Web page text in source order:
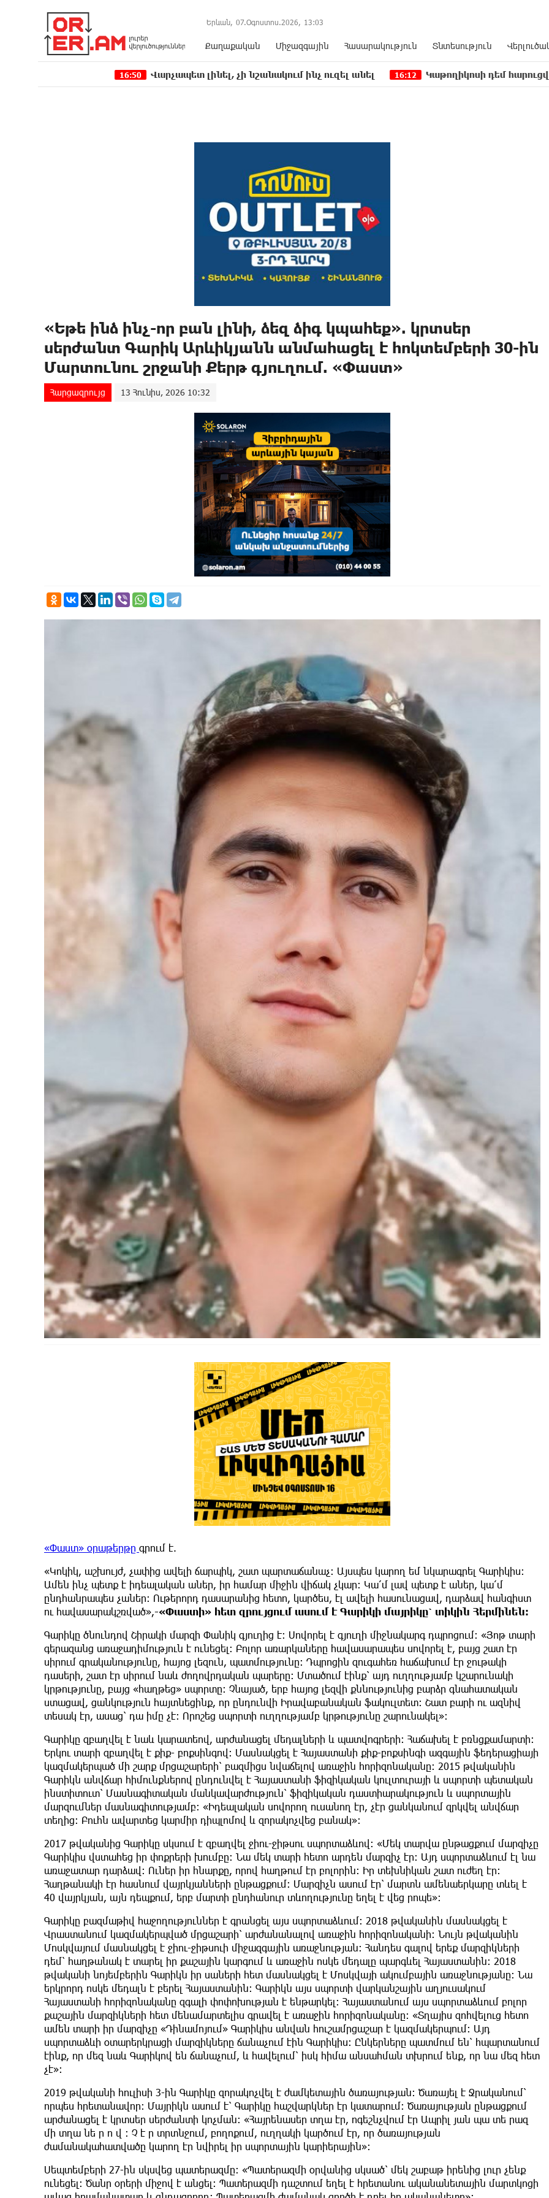
Երևան, 07.Օգոստոս.2026, 13:03
Քաղաքական Միջազգային Հասարակություն Տնտեսություն
Վարչապետ լինել, չի նշանակում ինչ ուզել անել 16:12 Կաթողիկոսի դեմ հարուցվել է
«Եթե ինձ ինչ-որ բան լինի, ձեզ ձիգ կպահեք». կրտսեր
սերժանտ Գարիկ Արևիկյանն անմահացել է հոկտեմբերի 30-ին
Մարտունու շրջանի Քերթ գյուղում. «Փաստ»
Հարցազրույց 13 Հունիս, 2026 10:32
«Փաստ» օրաթերթը գրում է.
«Կոկիկ, աշխույժ, չափից ավելի ճարպիկ, շատ պարտաճանաչ։ Այսպես կարող եմ նկարագրել Գարիկիս։
Ամեն ինչ պետք է իդեալական աներ, իր համար միջին վիճակ չկար։ Կա՛մ լավ պետք է աներ, կա՛մ
ընդհանրապես չաներ։ Ութերորդ դասարանից հետո, կարծես, էլ ավելի հասունացավ, դարձավ հանգիստ
ու հավասարակշռված»,-«Փաստի» հետ զրույցում ասում է Գարիկի մայրիկը՝ տիկին Հերմինեն։
Գարիկը ծնունդով Շիրակի մարզի Փանիկ գյուղից է։ Սովորել է գյուղի միջնակարգ դպրոցում։ «Յոթ տարի
գերազանց առաջադիմություն է ունեցել։ Բոլոր առարկաները հավասարապես սովորել է, բայց շատ էր
սիրում գրականությունը, հայոց լեզուն, պատմությունը։ Դպրոցին զուգահեռ հաճախում էր ջութակի
դասերի, շատ էր սիրում նաև ժողովրդական պարերը։ Մտածում էինք՝ այդ ուղղությամբ կշարունակի
կրթությունը, բայց «հաղթեց» սպորտը։ Չնայած, երբ հայոց լեզվի քննությունից բարձր գնահատական
ստացավ, ցանկություն հայտնեցինք, որ ընդունվի Իրավաբանական ֆակուլտետ։ Շատ բարի ու ազնիվ
տեսակ էր, ասաց՝ դա իմը չէ։ Որոշեց սպորտի ուղղությամբ կրթությունը շարունակել»։
Գարիկը զբաղվել է նաև կարատեով, արժանացել մեդալների և պատվոգրերի։ Հաճախել է բռնցքամարտի։
Երկու տարի զբաղվել է քիք- բոքսինգով։ Մասնակցել է Հայաստանի քիք-բոքսինգի ազգային ֆեդերացիայի
կազմակերպած մի շարք մրցաշարերի՝ բազմիցս նվաճելով առաջին հորիզոնականը։ 2015 թվականին
Գարիկն անվճար հիմունքներով ընդունվել է Հայաստանի ֆիզիկական կուլտուրայի և սպորտի պետական
ինստիտուտ՝ Մասնագիտական մանկավարժություն՝ ֆիզիկական դաստիարակություն և սպորտային
մարզումներ մասնագիտությամբ։ «Իդեալական սովորող ուսանող էր, չէր ցանկանում զրկվել անվճար
տեղից։ Բուհն ավարտեց կարմիր դիպլոմով և զորակոչվեց բանակ»։
2017 թվականից Գարիկը սկսում է զբաղվել ջիու-ջիթսու սպորտաձևով։ «Մեկ տարվա ընթացքում մարզիչը
Գարիկիս վստահեց իր փոքրերի խումբը։ Նա մեկ տարի հետո արդեն մարզիչ էր։ Այդ սպորտաձևում էլ նա
առաջատար դարձավ։ Ուներ իր հնարքը, որով հաղթում էր բոլորին: Իր տեխնիկան շատ ուժեղ էր:
Հաղթանակի էր հասնում վայրկյանների ընթացքում։ Մարզիչն ասում էր՝ մարտն ամենաերկարը տևել է
40 վայրկյան, այն դեպքում, երբ մարտի ընդհանուր տևողությունը եղել է վեց րոպե»։
Գարիկը բազմաթիվ հաջողություններ է գրանցել այս սպորտաձևում։ 2018 թվականին մասնակցել է
Վրաստանում կազմակերպված մրցաշարի՝ արժանանալով առաջին հորիզոնականի։ Նույն թվականին
Մոսկվայում մասնակցել է ջիու-ջիթսուի միջազգային առաջնության։ Հանդես գալով երեք մարզիկների
դեմ՝ հաղթանակ է տարել իր քաշային կարգում և առաջին ոսկե մեդալը պարգևել Հայաստանին։ 2018
թվականի նոյեմբերին Գարիկն իր սաների հետ մասնակցել է Մոսկվայի ակումբային առաջնությանը։ Նա
երկրորդ ոսկե մեդալն է բերել Հայաստանին։ Գարիկն այս սպորտի վարկանշային աղյուսակում
Հայաստանի հորիզոնականը զգալի փոփոխության է ենթարկել։ Հայաստանում այս սպորտաձևում բոլոր
քաշային մարզիկների հետ մենամարտելիս գրավել է առաջին հորիզոնականը։ «Տղայիս զոհվելուց հետո
ամեն տարի իր մարզիչը «Դինամոյում» Գարիկիս անվան հուշամրցաշար է կազմակերպում։ Այդ
սպորտաձևի օտարերկրացի մարզիկները ճանաչում էին Գարիկիս։ Ընկերները պատմում են՝ հպարտանում
էինք, որ մեզ նաև Գարիկով են ճանաչում, և հավելում՝ իսկ հիմա անսահման տխրում ենք, որ նա մեզ հետ
չէ»։
2019 թվականի հուլիսի 3-ին Գարիկը զորակոչվել է ժամկետային ծառայության։ Ծառայել է Ջրականում՝
որպես հրետանավոր։ Մայրիկն ասում է՝ Գարիկը հաշվարկներ էր կատարում։ Ծառայության ընթացքում
արժանացել է կրտսեր սերժանտի կոչման։ «Հայրենասեր տղա էր, ոգեշնչվում էր Ապրիլ յան պա տե րազ
մի տղա նե ր ո վ ։ Չ է ր տրտնջում, բողոքում, ուղղակի կարծում էր, որ ծառայության
ժամանակահատվածը կարող էր նվիրել իր սպորտային կարիերային»։
Սեպտեմբերի 27-ին սկսվեց պատերազմը։ «Պատերազմի օրվանից սկսած՝ մեկ շաբաթ իրենից լուր չենք
ունեցել։ Ծանր օրերի միջով է անցել։ Պատերազմի դաշտում եղել է հրետանու ականանետային մարտկոցի